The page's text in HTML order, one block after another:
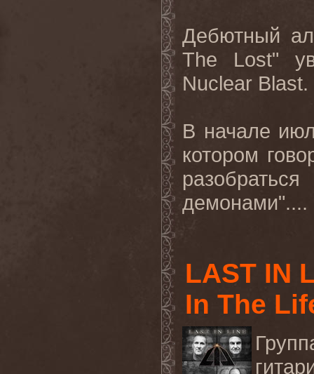
Дебютный
The Lost"
Nuclear Blast.
В начале
котором
демонами"....
LAST IN
In The